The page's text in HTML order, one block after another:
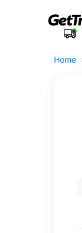
Home